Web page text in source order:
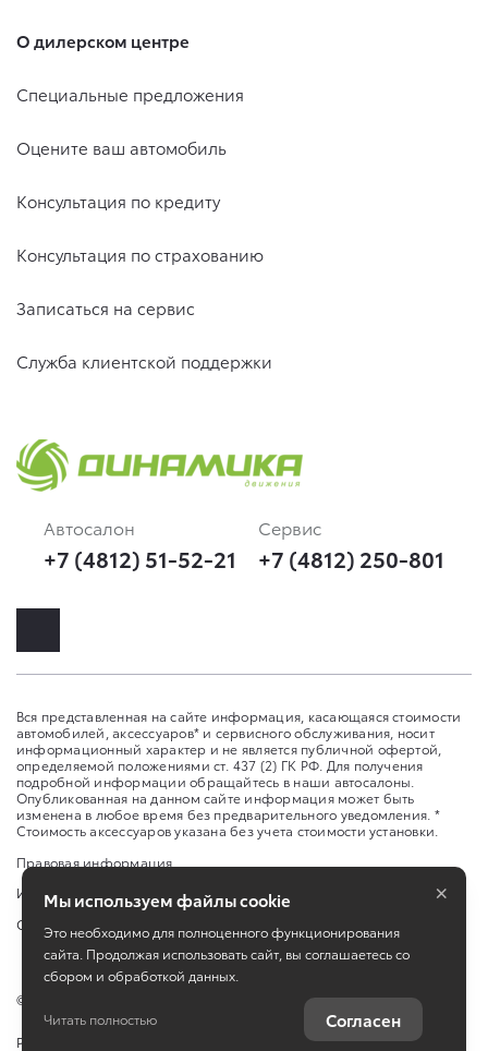
О дилерском центре
Специальные предложения
Оцените ваш автомобиль
Консультация по кредиту
Консультация по страхованию
Записаться на сервис
Служба клиентской поддержки
Автосалон
+7 (4812) 51-52-21
Сервис
+7 (4812) 250-801
Вся представленная на сайте информация, касающаяся стоимости
автомобилей, аксессуаров* и сервисного обслуживания, носит
информационный характер и не является публичной офертой,
определяемой положениями ст. 437 (2) ГК РФ. Для получения
подробной информации обращайтесь в наши автосалоны.
Опубликованная на данном сайте информация может быть
изменена в любое время без предварительного уведомления. *
Стоимость аксессуаров указана без учета стоимости установки.
Правовая информация
Изменить настройку cookies
Сбросить cookie
©
Работает на технологиях
Мы используем файлы cookie
Это необходимо для полноценного функционирования
сайта. Продолжая использовать сайт, вы соглашаетесь со
сбором и обработкой данных.
Читать полностью Согласен
×